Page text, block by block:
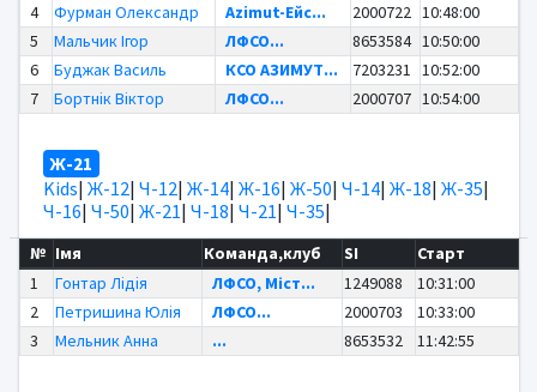
4
Фурман Олександр Azimut-Ейс... 2000722 10:48:00
5
Мальчик Ігор ЛФСО... 8653584 10:50:00
6
Буджак Василь КСО АЗИМУТ... 7203231 10:52:00
7
Бортнік Віктор ЛФСО... 2000707 10:54:00
Ж-21
Kids| Ж-12| Ч-12| Ж-14| Ж-16| Ж-50| Ч-14| Ж-18| Ж-35|
Ч-16| Ч-50| Ж-21| Ч-18| Ч-21| Ч-35|
№ Імя Команда,клуб SI
Старт
1
Гонтар Лідія ЛФСО, Міст... 1249088
10:31:00
2
Петришина Юлія ЛФСО... 2000703
10:33:00
3
Мельник Анна ... 8653532 11:42:55